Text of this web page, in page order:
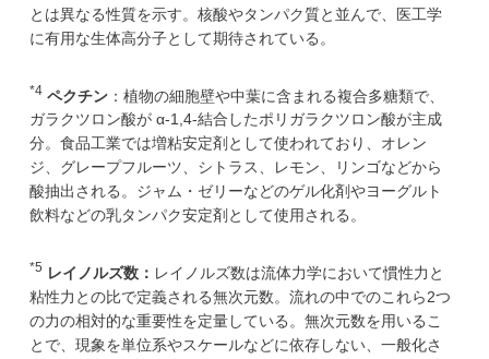
とは異なる性質を示す。核酸やタンパク質と並んで、医工学
に有用な生体高分子として期待されている。
*4 ペクチン ：植物の細胞壁や中葉に含まれる複合多糖類で、
ガラクツロン酸が α-1,4-結合したポリガラクツロン酸が主成
分。食品工業では増粘安定剤として使われており、オレン
ジ、グレープフルーツ、シトラス、レモン、リンゴなどから
酸抽出される。ジャム・ゼリーなどのゲル化剤やヨーグルト
飲料などの乳タンパク安定剤として使用される。
*5 レイノルズ数： レイノルズ数は流体力学において慣性力と
粘性力との比で定義される無次元数。流れの中でのこれら2つ
の力の相対的な重要性を定量している。無次元数を用いるこ
とで、現象を単位系やスケールなどに依存しない、一般化さ